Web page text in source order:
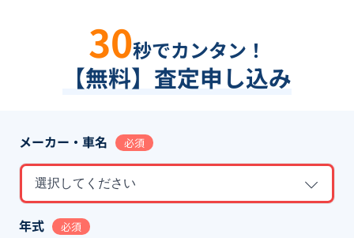
30秒でカンタン！
【無料】査定申し込み
メーカー・車名 必須
選択してください
年式 必須